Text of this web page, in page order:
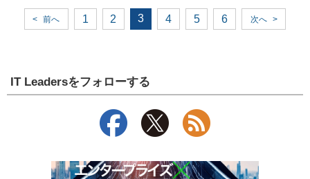
< 前へ 1 2 3 4 5 6 次へ >
IT Leadersをフォローする